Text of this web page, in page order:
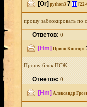
[Or] python3 7 [i]
прошу заблокировать по
Ответов:0
[Hm] Принц Консорт
Прошу блок ПСЖ......
Ответов:0
[Hm] Александр